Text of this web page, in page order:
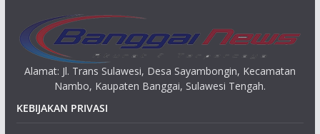
Alamat: Jl. Trans Sulawesi, Desa Sayambongin, Kecamatan
Nambo, Kaupaten Banggai, Sulawesi Tengah.
KEBIJAKAN PRIVASI